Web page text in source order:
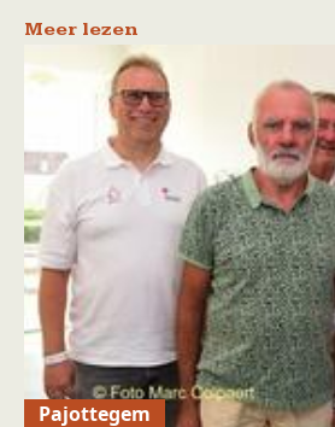
Meer lezen
Pajottegem